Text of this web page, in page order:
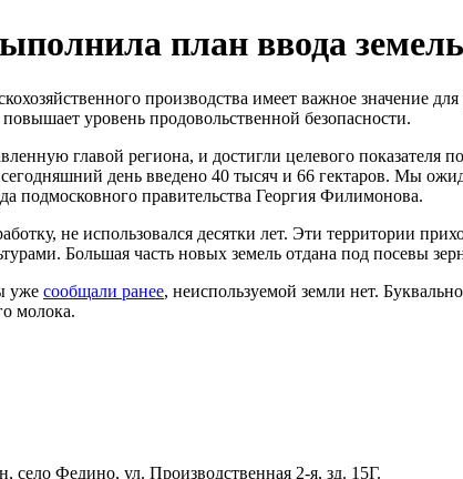
план ввода
производства имеет важное значение
уровень продовольственной безопасности.
главой региона, и достигли целевого
сегодняшний день введено 40 тысяч и 66 гектаров. Мы
подмосковного правительства Георгия Филимонова.
не использовался десятки лет. Эти территории
Большая часть новых земель отдана под посевы
уже сообщали ранее, неиспользуемой земли нет.
молока.
село Федино, ул. Производственная 2-я, зд. 15Г.